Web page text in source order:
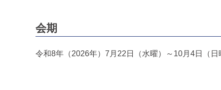
会期
令和8年（2026年）7月22日（水曜）～10月4日（日